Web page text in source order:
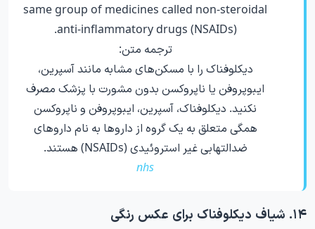
same group of medicines called non-steroidal
anti-inflammatory drugs (NSAIDs).
ترجمه متن:
دیکلوفناک را با مسکن‌های مشابه مانند آسپرین،
ایبوپروفن یا ناپروکسن بدون مشورت با پزشک مصرف
نکنید. دیکلوفناک، آسپرین، ایبوپروفن و ناپروکسن
همگی متعلق به یک گروه از داروها به نام داروهای
ضدالتهابی غیر استروئیدی (NSAIDs) هستند.
nhs
۱۴. شیاف دیکلوفناک برای عکس رنگی